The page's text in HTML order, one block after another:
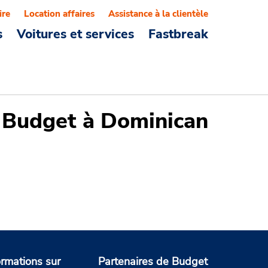
Voitures et services Fastbreak
Location affaires Assistance à la clientèle
à Dominican
sur
Partenaires de Budget